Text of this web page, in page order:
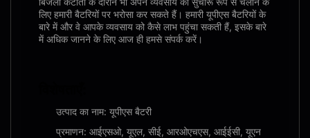
लिए हमारी बैटरियों पर भरोसा कर सकते हैं। हमारी यूपीएस बैटरियों के
बारे में और वे आपके व्यवसाय को कैसे लाभ पहुंचा सकती हैं, इसके बारे
में अधिक जानने के लिए आज ही हमसे संपर्क करें।
उत्पाद का नाम: यूपीएस बैटरी
प्रमाणन: आईएसओ, यूएल, सीई, आरओएचएस, आईईसी, यूएन